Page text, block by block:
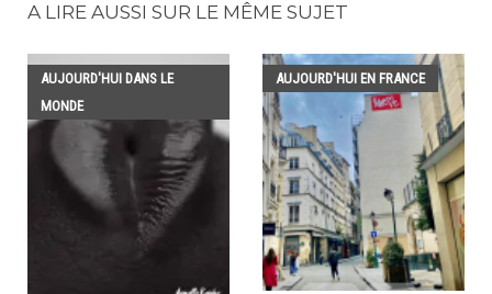
A LIRE AUSSI SUR LE MÊME SUJET
AUJOURD'HUI DANS LE
MONDE
AUJOURD'HUI EN FRANCE